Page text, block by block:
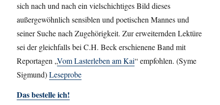
sich nach und nach ein vielschichtiges Bild dieses
außergewöhnlich sensiblen und poetischen Mannes und
seiner Suche nach Zugehörigkeit. Zur erweiternden Lektüre
sei der gleichfalls bei C.H. Beck erschienene Band mit
Reportagen „Vom Lasterleben am Kai“ empfohlen. (Syme
Sigmund)Leseprobe
Das bestelle ich!